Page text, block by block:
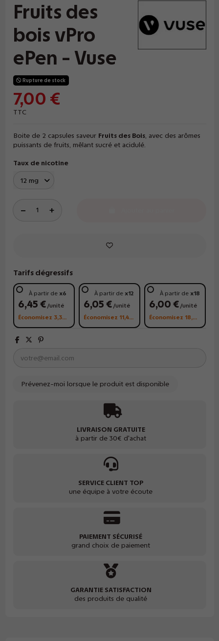
Fruits des
bois vPro
ePen - Vuse
Rupture de stock
7,00 €
TTC
Boite de 2 capsules saveur Fruits des Bois, avec des arômes
puissants de fruits, mêlant sucré et acidulé.
Taux de nicotine
Tarifs dégressifs
À partir de x6
6,45 € /unité
Économisez 3,30 €
À partir de x12
6,05 € /unité
Économisez 11,40 €
À partir de x18
6,00 € /unité
Économisez 18,00 €
LIVRAISON GRATUITE
à partir de 30€ d'achat
SERVICE CLIENT TOP
une équipe à votre écoute
PAIEMENT SÉCURISÉ
grand choix de paiement
GARANTIE SATISFACTION
des produits de qualité